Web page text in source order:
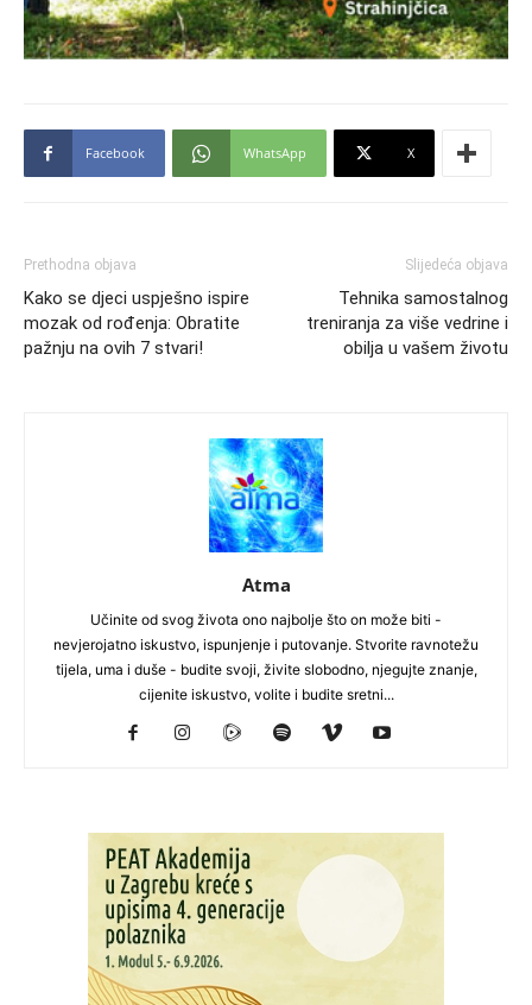
Facebook WhatsApp X
Prethodna objava
Kako se djeci uspješno ispire
mozak od rođenja: Obratite
pažnju na ovih 7 stvari!
Slijedeća objava
Tehnika samostalnog
treniranja za više vedrine i
obilja u vašem životu
Atma
Učinite od svog života ono najbolje što on može biti -
nevjerojatno iskustvo, ispunjenje i putovanje. Stvorite ravnotežu
tijela, uma i duše - budite svoji, živite slobodno, njegujte znanje,
cijenite iskustvo, volite i budite sretni...